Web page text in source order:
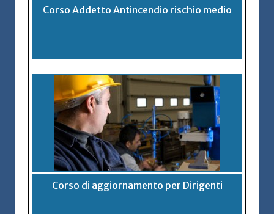
Corso Addetto Antincendio rischio medio
Corso di aggiornamento per Dirigenti